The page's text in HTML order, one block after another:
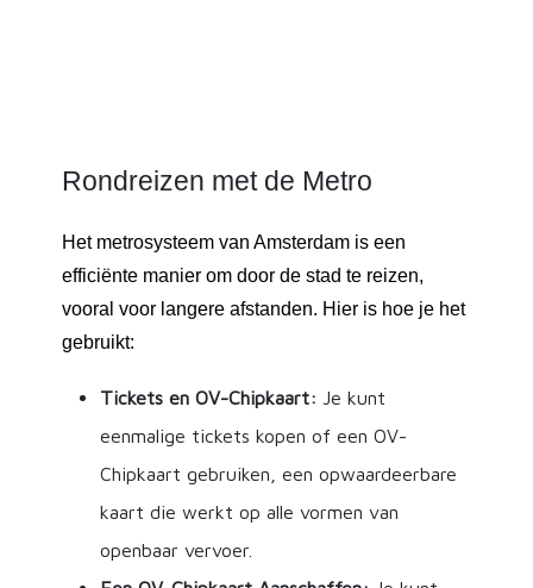
Rondreizen met de Metro
Het metrosysteem van Amsterdam is een
efficiënte manier om door de stad te reizen,
vooral voor langere afstanden. Hier is hoe je het
gebruikt:
Tickets en OV-Chipkaart: Je kunt
eenmalige tickets kopen of een OV-
Chipkaart gebruiken, een opwaardeerbare
kaart die werkt op alle vormen van
openbaar vervoer.